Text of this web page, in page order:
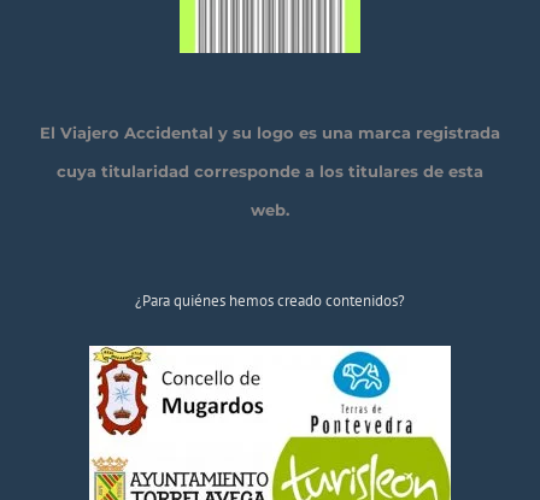
El Viajero Accidental y su logo es una marca registrada
cuya titularidad corresponde a los titulares de esta
web.
¿Para quiénes hemos creado contenidos?